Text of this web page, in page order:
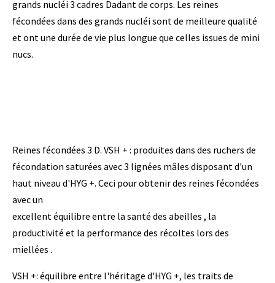
grands nucléi 3 cadres Dadant de corps. Les reines
fécondées dans des grands nucléi sont de meilleure qualité
et ont une durée de vie plus longue que celles issues de mini
nucs.
Reines fécondées 3 D. VSH + : produites dans des ruchers de
fécondation saturées avec 3 lignées mâles disposant d'un
haut niveau d'HYG +. Ceci pour obtenir des reines fécondées
avec un
excellent équilibre entre la santé des abeilles , la
productivité et la performance des récoltes lors des
miellées .
VSH +: équilibre entre l'héritage d'HYG +, les traits de